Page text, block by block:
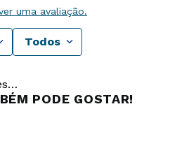
uma avaliação.
Todos
PODE GOSTAR!